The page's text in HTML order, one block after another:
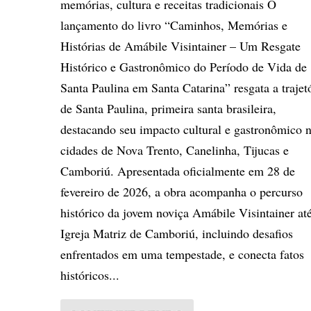
memórias, cultura e receitas tradicionais O
lançamento do livro “Caminhos, Memórias e
Histórias de Amábile Visintainer – Um Resgate
Histórico e Gastronômico do Período de Vida de
Santa Paulina em Santa Catarina” resgata a
de Santa Paulina, primeira santa brasileira,
destacando seu impacto cultural e gastronômico
cidades de Nova Trento, Canelinha, Tijucas e
Camboriú. Apresentada oficialmente em 28 de
fevereiro de 2026, a obra acompanha o percurso
histórico da jovem noviça Amábile Visintainer
Igreja Matriz de Camboriú, incluindo desafios
enfrentados em uma tempestade, e conecta fatos
históricos...